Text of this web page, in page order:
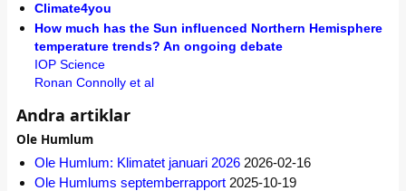
Climate4you
How much has the Sun influenced Northern Hemisphere
temperature trends? An ongoing debate
IOP Science
Ronan Connolly et al
Andra artiklar
Ole Humlum
Ole Humlum: Klimatet januari 2026 2026-02-16
Ole Humlums septemberrapport 2025-10-19